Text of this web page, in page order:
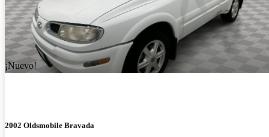
¡Nuevo!
2002 Oldsmobile Bravada